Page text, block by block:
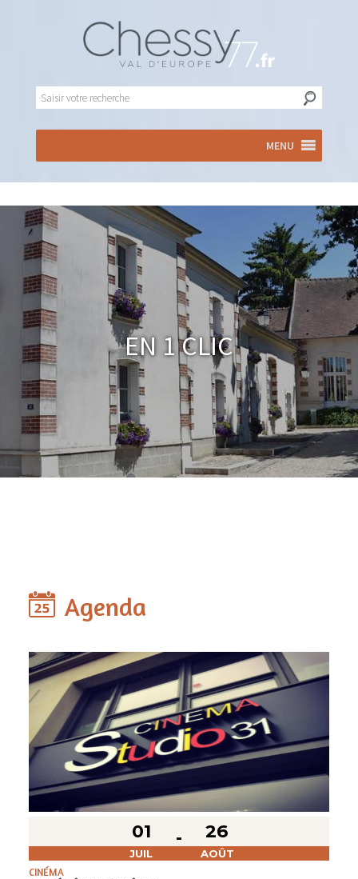
MENU
En 1 clic
Agenda
01
JUIL
26
AOÛT
CINÉMA